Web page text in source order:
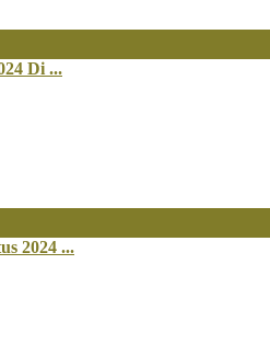
Di ...
2024 ...